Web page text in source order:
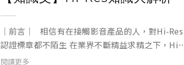
｜前言｜ 相信有在接觸影音產品的人，對Hi-Res
認證標章都不陌生 在業界不斷精益求精之下，Hi-
Res的專業認證已成了產品的必備要件 但，你對
閱讀更多